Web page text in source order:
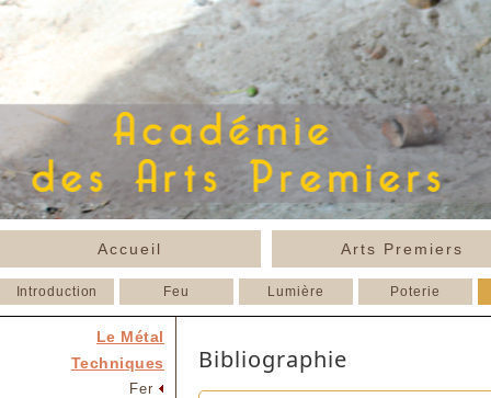
Accueil Arts Premiers
Introduction Feu Lumière Poterie
Le Métal
Techniques
Fer
Bibliographie